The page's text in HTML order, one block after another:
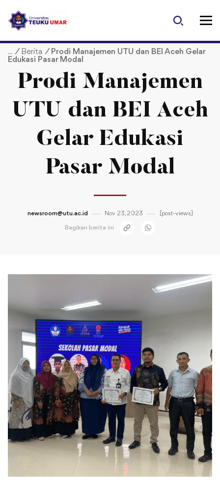
p
/ Berita / Prodi Manajemen UTU dan BEI Aceh Gelar
Edukasi Pasar Modal
Prodi Manajemen
UTU dan BEI Aceh
Gelar Edukasi
Pasar Modal
newsroom@utu.ac.id Nov 23, 2023 [post-views]
Bagikan berita ini